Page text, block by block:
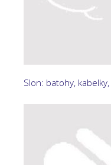
Slon: batohy,